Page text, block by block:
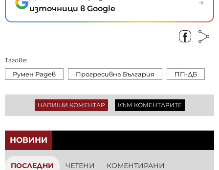
източници в Google
Тагове:
Румен Радев Прогресивна България ПП-ДБ
НАПИШИ КОМЕНТАР КЪМ КОМЕНТАРИТЕ
НОВИНИ
ПОСЛЕДНИ ЧЕТЕНИ КОМЕНТИРАНИ